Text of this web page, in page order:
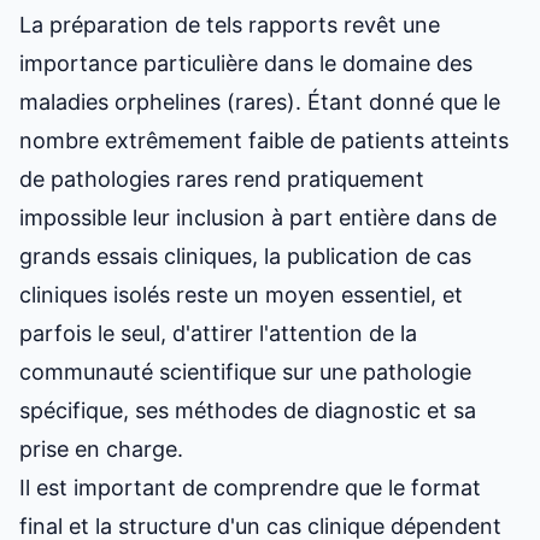
La préparation de tels rapports revêt une
importance particulière dans le domaine des
maladies orphelines (rares). Étant donné que le
nombre extrêmement faible de patients atteints
de pathologies rares rend pratiquement
impossible leur inclusion à part entière dans de
grands essais cliniques, la publication de cas
cliniques isolés reste un moyen essentiel, et
parfois le seul, d'attirer l'attention de la
communauté scientifique sur une pathologie
spécifique, ses méthodes de diagnostic et sa
prise en charge.
Il est important de comprendre que le format
final et la structure d'un cas clinique dépendent